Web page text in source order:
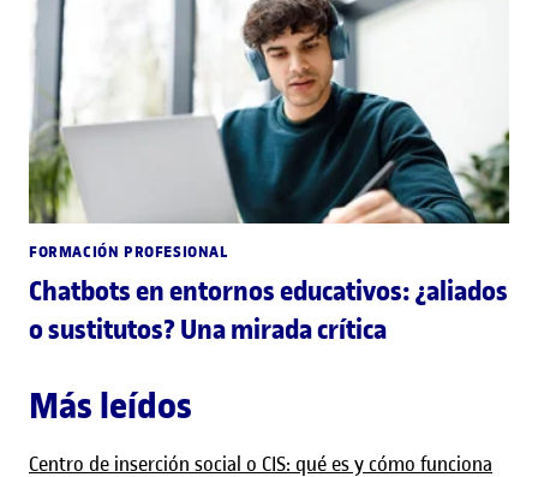
FORMACIÓN PROFESIONAL
Chatbots en entornos educativos: ¿aliados
o sustitutos? Una mirada crítica
Más leídos
Centro de inserción social o CIS: qué es y cómo funciona